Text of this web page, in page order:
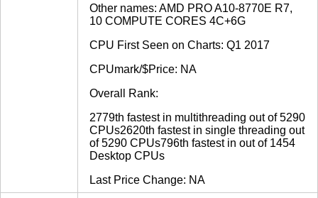
Other names: AMD PRO A10-8770E R7,
10 COMPUTE CORES 4C+6G
CPU First Seen on Charts: Q1 2017
CPUmark/$Price: NA
Overall Rank:
2779th fastest in multithreading out of 5290
CPUs2620th fastest in single threading out
of 5290 CPUs796th fastest in out of 1454
Desktop CPUs
Last Price Change: NA